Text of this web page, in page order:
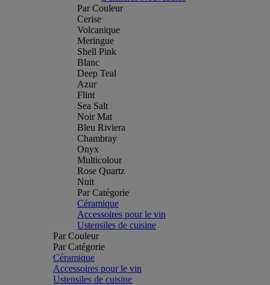
Par Couleur
Cerise
Volcanique
Meringue
Shell Pink
Blanc
Deep Teal
Azur
Flint
Sea Salt
Noir Mat
Bleu Riviera
Chambray
Onyx
Multicolour
Rose Quartz
Nuit
Par Catégorie
Céramique
Accessoires pour le vin
Ustensiles de cuisine
Par Couleur
Par Catégorie
Céramique
Accessoires pour le vin
Ustensiles de cuisine